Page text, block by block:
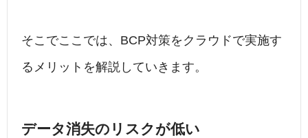
そこでここでは、BCP対策をクラウドで実施す
るメリットを解説していきます。
データ消失のリスクが低い